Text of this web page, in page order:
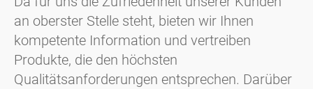
an oberster Stelle steht, bieten wir Ihnen
kompetente Information und vertreiben
Produkte, die den höchsten
Qualitätsanforderungen entsprechen. Darüber